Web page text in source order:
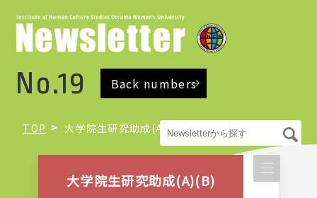
No.19 Back numbers
TOP 大学院生研究助成(A)(B)
大学院生研究助成(A)(B)